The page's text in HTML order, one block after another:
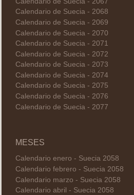
Calendario de Suecia - 2068
Calendario de Suecia - 2069
Calendario de Suecia - 2070
Calendario de Suecia - 2071
Calendario de Suecia - 2072
Calendario de Suecia - 2073
Calendario de Suecia - 2074
Calendario de Suecia - 2075
Calendario de Suecia - 2076
Calendario de Suecia - 2077
MESES
Calendario enero - Suecia 2058
Calendario febrero - Suecia 2058
Calendario marzo - Suecia 2058
Calendario abril - Suecia 2058